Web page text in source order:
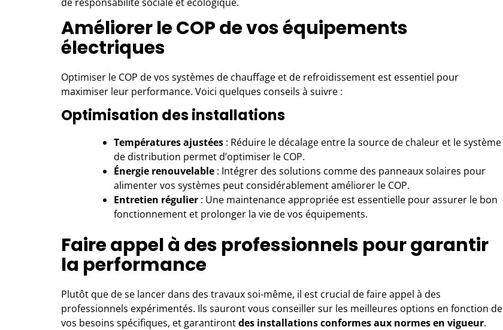
Améliorer le COP de vos équipements
électriques
Optimiser le COP de vos systèmes de chauffage et de refroidissement est essentiel pour
maximiser leur performance. Voici quelques conseils à suivre :
Optimisation des installations
Températures ajustées : Réduire le décalage entre la source de chaleur et le système
de distribution permet d’optimiser le COP.
Énergie renouvelable : Intégrer des solutions comme des panneaux solaires pour
alimenter vos systèmes peut considérablement améliorer le COP.
Entretien régulier : Une maintenance appropriée est essentielle pour assurer le bon
fonctionnement et prolonger la vie de vos équipements.
Faire appel à des professionnels pour garantir
la performance
Plutôt que de se lancer dans des travaux soi-même, il est crucial de faire appel à des
professionnels expérimentés. Ils sauront vous conseiller sur les meilleures options en fonction de
vos besoins spécifiques, et garantirontdes installations conformes aux normes en vigueur.